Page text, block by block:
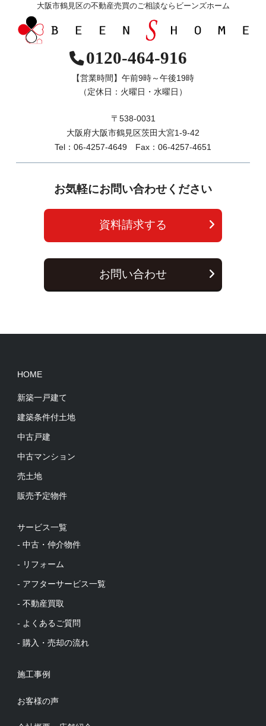
大阪市鶴見区の不動産売買のご相談ならビーンズホーム
0120-464-916
【営業時間】午前9時～午後19時
（定休日：火曜日・水曜日）
〒538-0031
大阪府大阪市鶴見区茨田大宮1-9-42
Tel：06-4257-4649 Fax：06-4257-4651
お気軽にお問い合わせください
資料請求する
お問い合わせ
HOME
新築一戸建て
建築条件付土地
中古戸建
中古マンション
売土地
販売予定物件
サービス一覧
- 中古・仲介物件
- リフォーム
- アフターサービス一覧
- 不動産買取
- よくあるご質問
- 購入・売却の流れ
施工事例
お客様の声